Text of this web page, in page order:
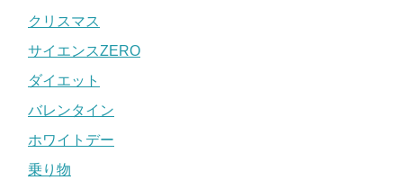
クリスマス
サイエンスZERO
ダイエット
バレンタイン
ホワイトデー
乗り物